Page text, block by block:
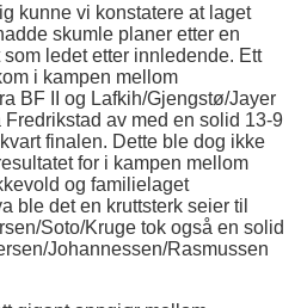
kunne vi konstatere at laget
skumle planer etter en
ledet etter innledende. Ett
i kampen mellom
BF II og Lafkih/Gjengstø/Jayer
av med en solid 13-9
finalen. Dette ble dog ikke
for i kampen mellom
og familielaget
ble det en kruttsterk seier til
Soto/Kruge tok også en solid
Johannessen/Rasmussen